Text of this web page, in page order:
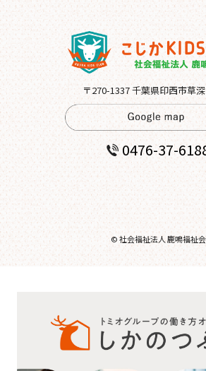
〒270-1337 千葉県印西市草
0476-37-
© 社会福祉法人 鹿鳴福祉会